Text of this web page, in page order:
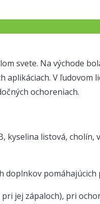
svete. Na východe
aplikáciach. V
ochoreniach.
kyselina listová,
doplnkov
jej zápaloch), pri